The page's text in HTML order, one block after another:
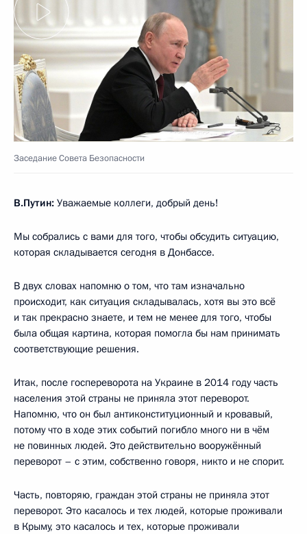
Заседание Совета Безопасности
В.Путин: Уважаемые коллеги, добрый день!
Мы собрались с вами для того, чтобы обсудить ситуацию,
которая складывается сегодня в Донбассе.
В двух словах напомню о том, что там изначально
происходит, как ситуация складывалась, хотя вы это всё
и так прекрасно знаете, и тем не менее для того, чтобы
была общая картина, которая помогла бы нам принимать
соответствующие решения.
Итак, после госпереворота на Украине в 2014 году часть
населения этой страны не приняла этот переворот.
Напомню, что он был антиконституционный и кровавый,
потому что в ходе этих событий погибло много ни в чём
не повинных людей. Это действительно вооружённый
переворот – с этим, собственно говоря, никто и не спорит.
Часть, повторяю, граждан этой страны не приняла этот
переворот. Это касалось и тех людей, которые проживали
в Крыму, это касалось и тех, которые проживали